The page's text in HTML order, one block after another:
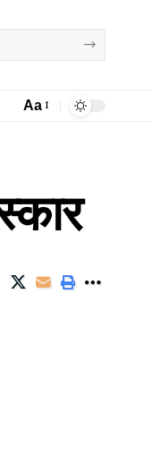
Aa